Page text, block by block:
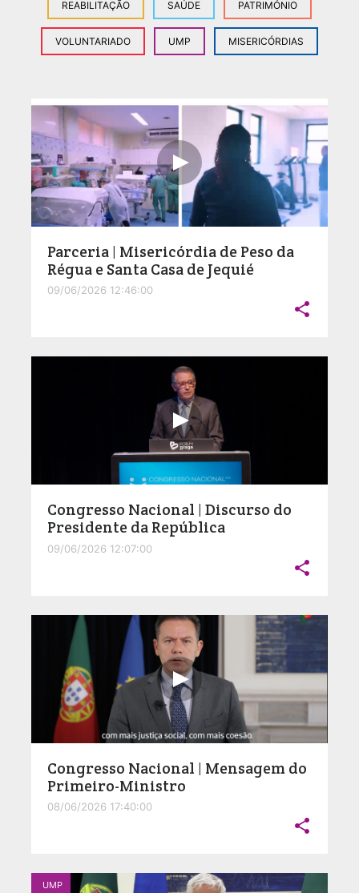
REABILITAÇÃO SAÚDE PATRIMÓNIO
VOLUNTARIADO UMP MISERICÓRDIAS
Parceria | Misericórdia de Peso da
Régua e Santa Casa de Jequié
09/06/2026 12:46:00

Congresso Nacional | Discurso do
Presidente da República
09/06/2026 12:07:00

Congresso Nacional | Mensagem do
Primeiro-Ministro
08/06/2026 17:40:00

UMP